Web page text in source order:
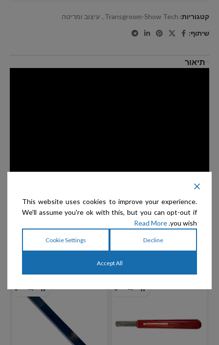
קטגוריות: Transgroom-Show Tech
, עיצוב ומריטה
שיתוף:
תיאור
This website uses cookies to improve your experience.
We'll assume you're ok with this, but you can opt-out if
you wish.
Read More
Decline
Cookie Settings
Accept All